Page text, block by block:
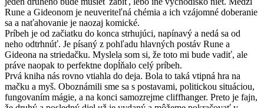
Rune a Gideonom je neuveriteľná chémia a ich vzájomné doberanie
sa a naťahovanie je naozaj komické.
Príbeh je od začiatku do konca strhujúci, napínavý a nedá sa od
neho odtrhnúť. Je písaný z pohľadu hlavných postáv Rune a
Gideona na striedačku. Myslela som si, že toto mi bude vadiť, ale
práve naopak to perfektne dopĺňalo celý príbeh.
Prvá kniha nás rovno vtiahla do deja. Bola to taká vtipná hra na
mačku a myš. Oboznámili sme sa s postavami, politickou situáciou,
fungovaním mágie, a na konci samozrejme cliffhanger. Preto je fajn,